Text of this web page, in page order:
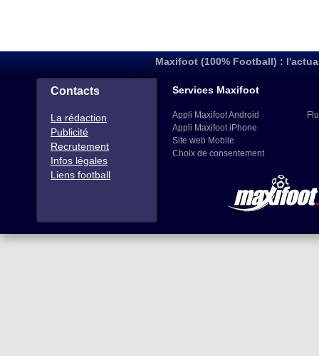
Maxifoot (100% Football) :
Contacts
La rédaction
Publicité
Recrutement
Infos légales
Liens football
Services Maxifoot
Appli Maxifoot Android
Appli Maxifoot iPhone
Site web Mobile
Choix de consentement